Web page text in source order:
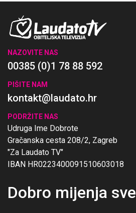
NAZOVITE NAS
00385 (0)1 78 88 592
PIŠITE NAM
kontakt@laudato.hr
PODRŽITE NAS
Udruga Ime Dobrote
Gračanska cesta 208/2, Zagreb
"Za Laudato TV"
IBAN HR0223400091510603018
Dobro mijenja sve